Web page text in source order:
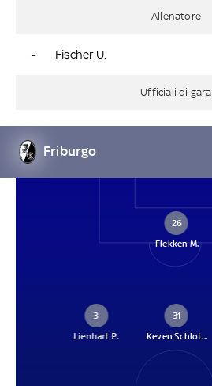
Allenatore
- Fischer U.
Ufficiali di gara
Friburgo
26
Flekken M.
3
Lienhart P.
31
Keven Schlot...